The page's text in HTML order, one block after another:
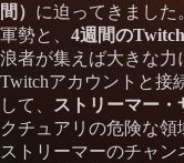
間） に迫ってきまし
軍勢と、 4週間の
浪者が集えば大きな力
Twitchアカウントと接
して、
ストリーマー・
クチュアリの危険な
ストリーマーのチャ